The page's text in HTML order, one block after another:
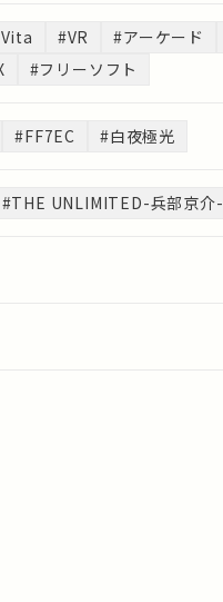
#VR #アーケード
#フリーソフト
#FF7EC #白夜極光
#THE UNLIMITED-兵部京介-